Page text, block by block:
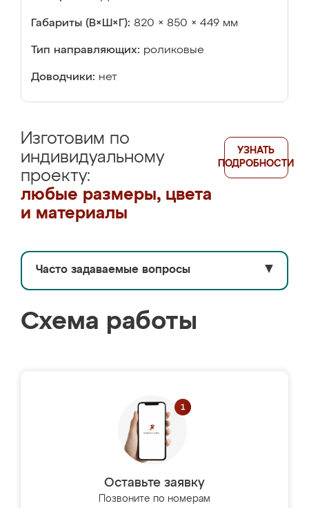
Габариты (В×Ш×Г): 820 × 850 × 449 мм
Тип направляющих: роликовые
Доводчики: нет
Изготовим по
индивидуальному
проекту:
любые размеры, цвета
и материалы
УЗНАТЬ
ПОДРОБНОСТИ
Часто задаваемые вопросы ▼
Схема работы
Оставьте заявку
Позвоните по номерам